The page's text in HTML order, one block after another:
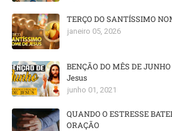
TERÇO DO SANTÍSSIMO
janeiro 05, 2026
BENÇÃO DO MÊS DE
Jesus
junho 01, 2021
QUANDO O ESTRESSE
ORAÇÃO